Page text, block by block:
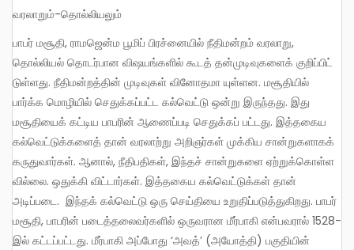
வரலாறும்-தொல்லியலும்
பாபர் மசூதி, ராமஜென்ம பூமிப் பிரச்னையில் நீதிமன்றம் வரலாறு,
தொல்லியல் தொடர்பான விஷயங்களில் கூடத் தன்முடிவுகளைக் குறிப்பிட்
டுள்ளது. நீதிமன்றத்தின் முடிவுகள் வினோதமா யுள்ளன. மசூதியில்
பார்க்க மொழியில் செதுக்கப்பட்ட கல்வெட்டு ஒன்று இருந்தது. இது
மசூதியைக் கட்டிய பாபரின் ஆணைப்படி செதுக்கப் பட்டது. இத்தகைய
கல்வெட்டுக்களைத் தான் வரலாற்று அறிஞர்கள் முக்கிய சான்றுகளாகக்
கருதுவார்கள். ஆனால், நீதிபதிகள், இந்தச் சான்றுகளை ஏற்றுக்கொள்ள
வில்லை. ஒதுக்கி விட்டார்கள். இத்தகைய கல்வெட்டுக்கள் தான்
அடிப்படை. இந்தக் கல்வெட்டு ஒரு செய்தியை உறுதிப்படுத்துகிறது. பாபர்
மசூதி, பாபரின் படைத்தலைவர்களில் ஒருவரான மீர்பாகி என்பவரால் 1528-
இல் கட்டப்பட்டது. மீர்பாகி அப்போது ‘அவத்’ (அயோத்தி) பகுதியின்